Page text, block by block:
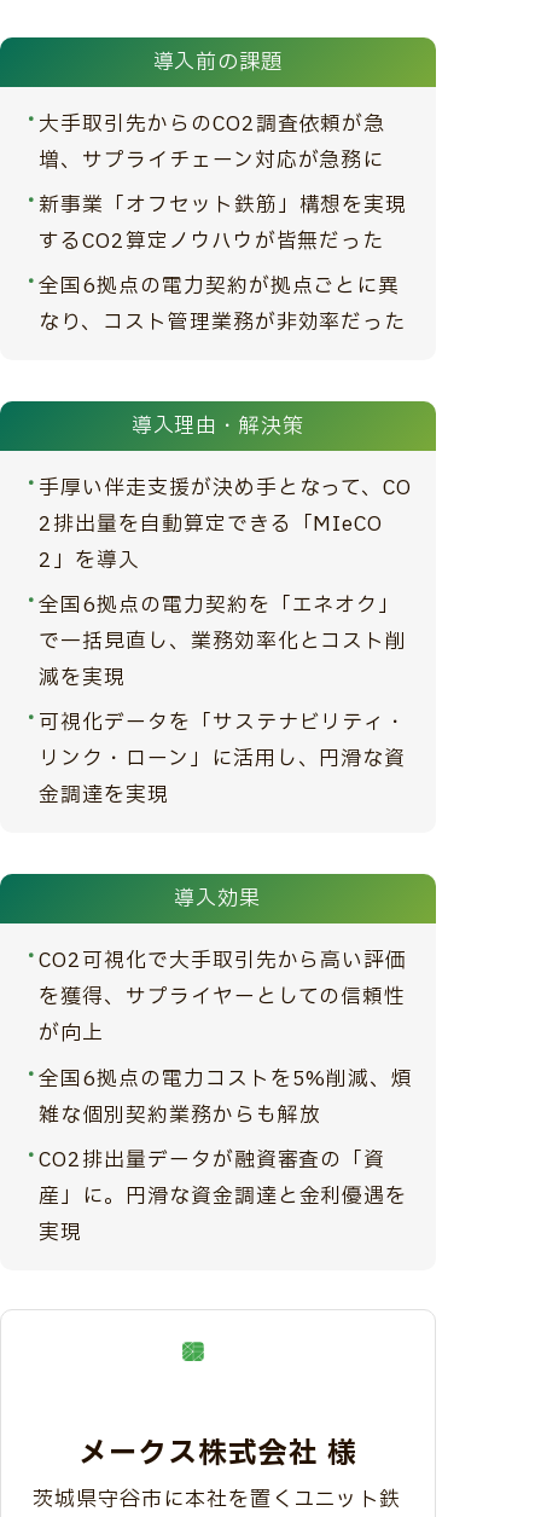
導入前の課題
大手取引先からのCO2調査依頼が急
増、サプライチェーン対応が急務に
新事業「オフセット鉄筋」構想を実現
するCO2算定ノウハウが皆無だった
全国6拠点の電力契約が拠点ごとに異
なり、コスト管理業務が非効率だった
導入理由・解決策
手厚い伴走支援が決め手となって、CO
2排出量を自動算定できる「MIeCO
2」を導入
全国6拠点の電力契約を「エネオク」
で一括見直し、業務効率化とコスト削
減を実現
可視化データを「サステナビリティ・
リンク・ローン」に活用し、円滑な資
金調達を実現
導入効果
CO2可視化で大手取引先から高い評価
を獲得、サプライヤーとしての信頼性
が向上
全国6拠点の電力コストを5%削減、煩
雑な個別契約業務からも解放
CO2排出量データが融資審査の「資
産」に。円滑な資金調達と金利優遇を
実現
メークス株式会社 様
茨城県守谷市に本社を置くユニット鉄